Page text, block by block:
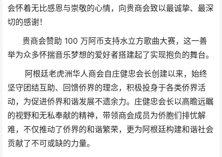
会怀着无比感恩与崇敬的心情，向贵商会致以最诚挚、最深
切的感谢！
贵商会赞助 100 万阿币支持水立方歌曲大赛，这一善
举为众多怀揣音乐梦想的爱好者搭建起了实现抱负的舞台。
阿根廷老虎洲华人商会自庄健忠会长创建以来，始终
坚守团结互助、回馈侨界的理念，积极投身于各类侨界活
动，为促进侨界和谐发展不遗余力。庄健忠会长以高瞻远瞩
的视野和无私奉献的精神，带领商会成员为侨胞们排忧解
难，不仅推动了侨界的和谐繁荣，更为阿根廷构建和谐社会
贡献了不可或缺的力量。